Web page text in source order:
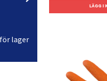
lager